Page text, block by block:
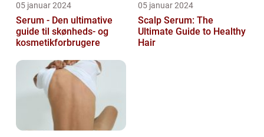
05 januar 2024
Serum - Den ultimative
guide til skønheds- og
kosmetikforbrugere
05 januar 2024
Scalp Serum: The
Ultimate Guide to Healthy
Hair